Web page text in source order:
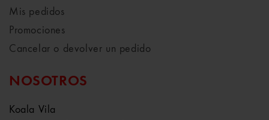
Mis pedidos
Promociones
Cancelar o devolver un pedido
NOSOTROS
Koala Vila